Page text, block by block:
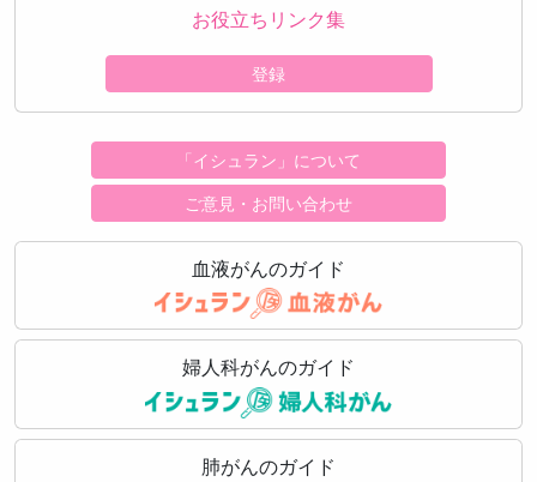
お役立ちリンク集
登録
「イシュラン」について
ご意見・お問い合わせ
血液がんのガイド
婦人科がんのガイド
肺がんのガイド